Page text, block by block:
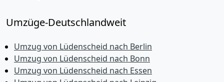
Umzüge-Deutschlandweit
Umzug von Lüdenscheid nach Berlin
Umzug von Lüdenscheid nach Bonn
Umzug von Lüdenscheid nach Essen